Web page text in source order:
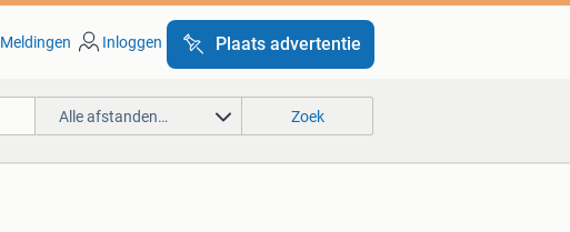
Meldingen Inloggen Plaats advertentie
Alle afstanden… Zoek